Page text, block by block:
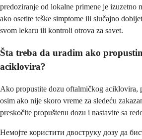
predoziranje od lokalne primene je izuzetno
ako osetite teške simptome ili slučajno
svom lekaru ili kontroli otrova za savet.
Šta treba da uradim ako
aciklovira?
Ako propustite dozu oftalmičkog aciklovira,
osim ako nije skoro vreme za sledeću
preskočite propuštenu dozu i nastavite sa
Немојте користити двоструку дозу да